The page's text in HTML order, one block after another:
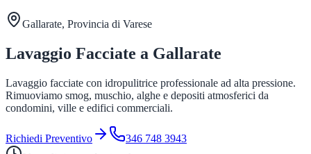
Gallarate, Provincia di Varese
Lavaggio Facciate a Gallarate
Lavaggio facciate con idropulitrice professionale ad alta pressione.
Rimuoviamo smog, muschio, alghe e depositi atmosferici da
condomini, ville e edifici commerciali.
Richiedi Preventivo
346 748 3943